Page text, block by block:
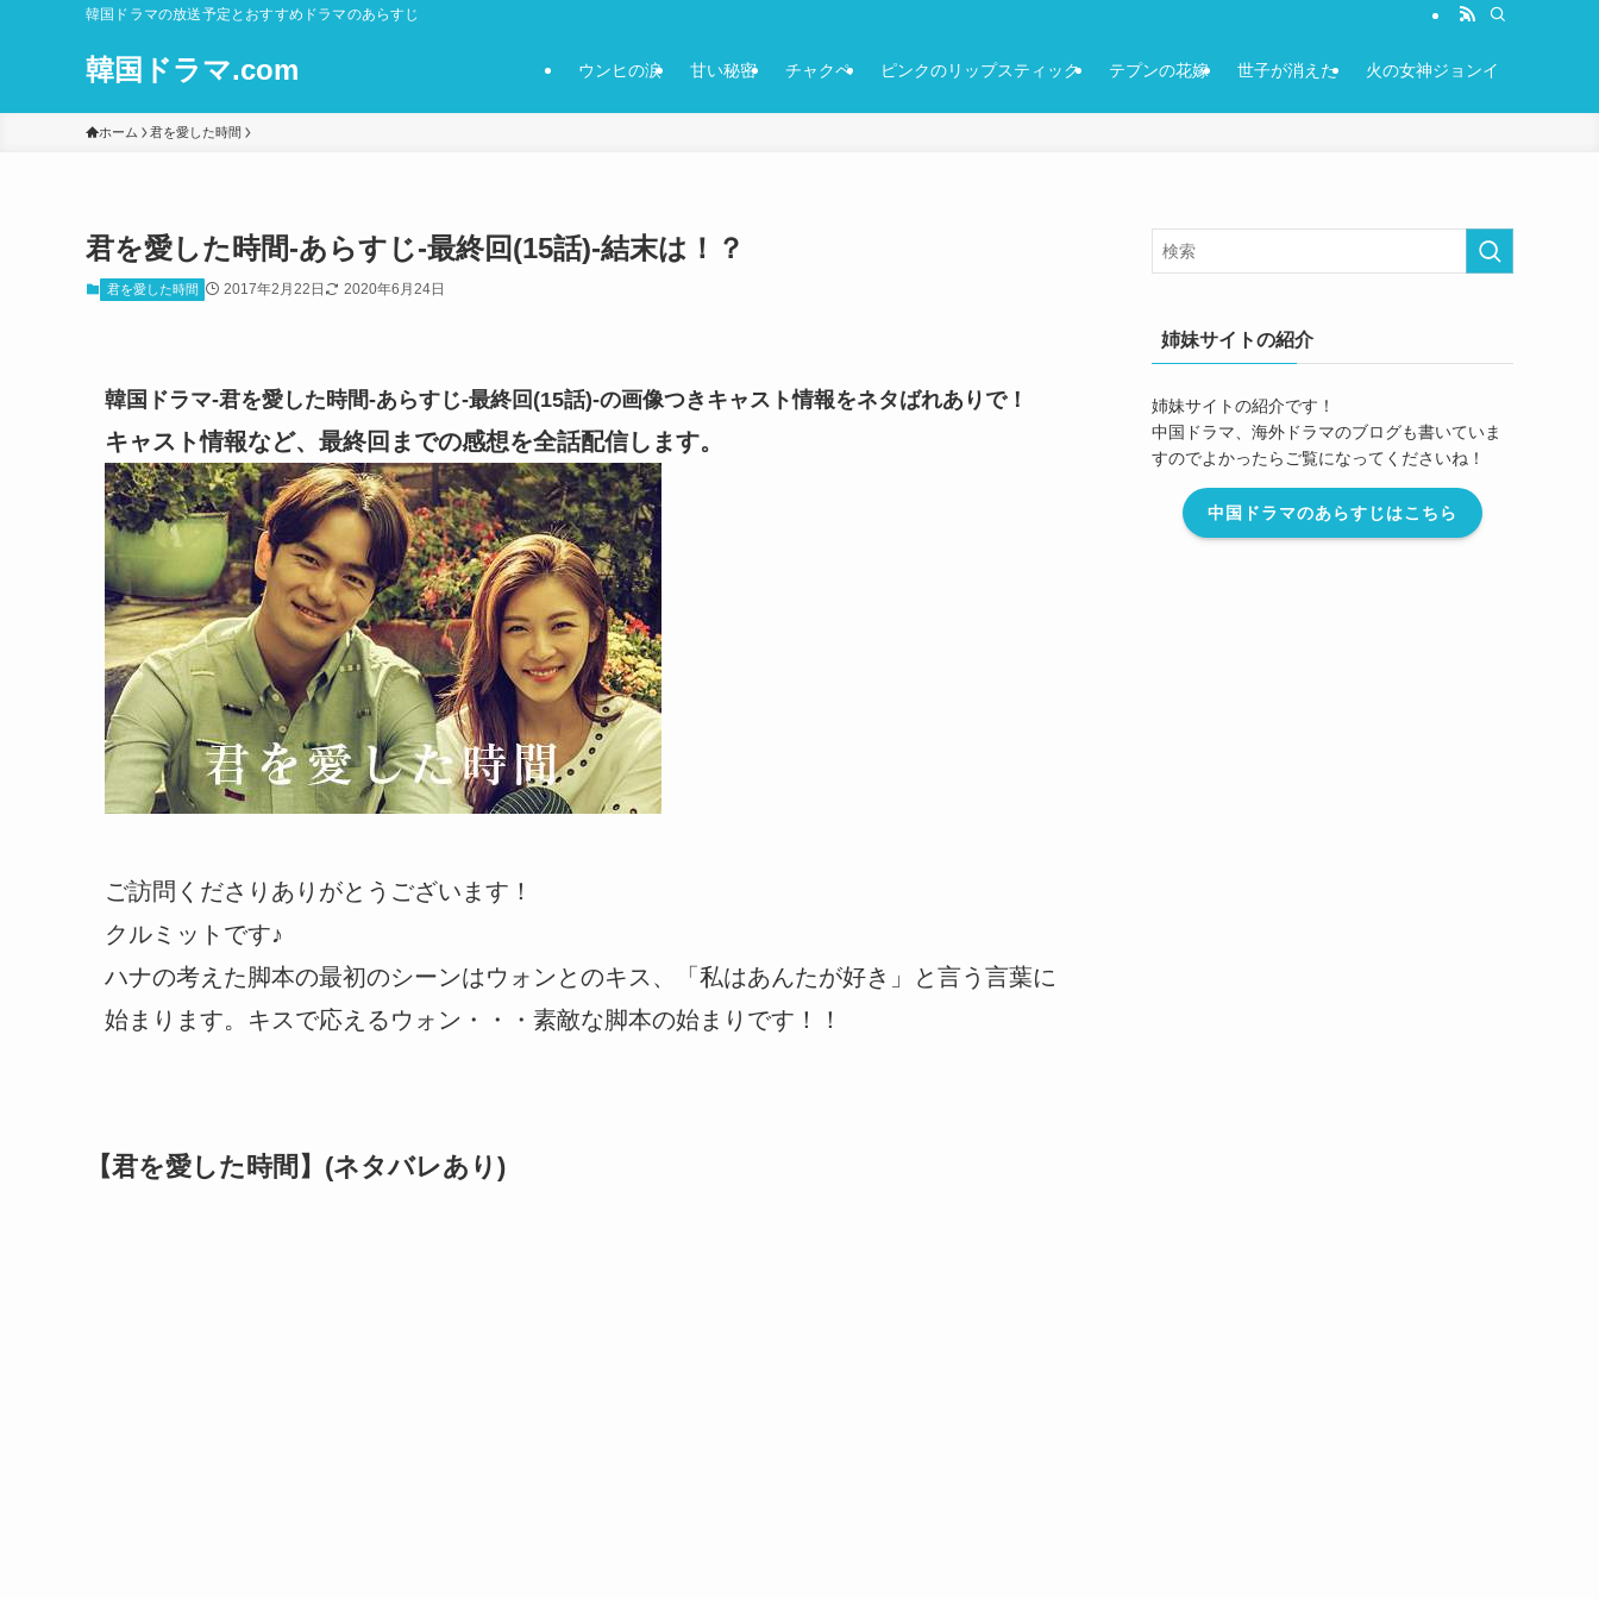
韓国ドラマの放送予定とおすすめドラマのあらすじ
韓国ドラマ.com ウンヒの涙 甘い秘密 チャクペ ピンクのリップスティック テプンの花嫁 世子が消えた 火の女神ジョンイ
ホーム 君を愛した時間
君を愛した時間-あらすじ-最終回(15話)-結末は！？
君を愛した時間 2017年2月22日 2020年6月24日
韓国ドラマ-君を愛した時間-あらすじ-最終回(15話)-の画像つきキャスト情報をネタばれありで！
キャスト情報など、最終回までの感想を全話配信します。
ご訪問くださりありがとうございます！
クルミットです♪
ハナの考えた脚本の最初のシーンはウォンとのキス、「私はあんたが好き」と言う言葉に
始まります。キスで応えるウォン・・・素敵な脚本の始まりです！！
【君を愛した時間】(ネタバレあり)
姉妹サイトの紹介
姉妹サイトの紹介です！
中国ドラマ、海外ドラマのブログも書いていま
すのでよかったらご覧になってくださいね！
中国ドラマのあらすじはこちら